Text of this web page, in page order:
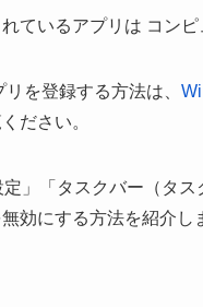
ているアプリは コン
を登録する方法は、
ださい。
」「タスクバー（タ
効にする方法を紹介し